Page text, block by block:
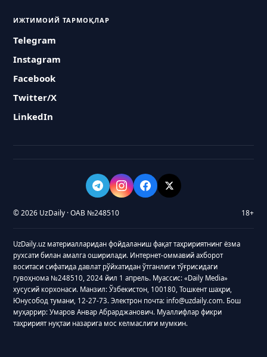
ИЖТИМОИЙ ТАРМОҚЛАР
Telegram
Instagram
Facebook
Twitter/X
LinkedIn
© 2026 UzDaily · ОАВ №248510 18+
UzDaily.uz материалларидан фойдаланиш фақат таҳририятнинг ёзма
рухсати билан амалга оширилади. Интернет-оммавий ахборот
воситаси сифатида давлат рўйхатидан ўтганлиги тўғрисидаги
гувоҳнома №248510, 2024 йил 1 апрель. Муассис: «Daily Media»
хусусий корхонаси. Манзил: Ўзбекистон, 100180, Тошкент шаҳри,
Юнусобод тумани, 12-27-73. Электрон почта: info@uzdaily.com. Бош
муҳаррир: Умаров Анвар Абрарджанович. Муаллифлар фикри
таҳририят нуқтаи назарига мос келмаслиги мумкин.